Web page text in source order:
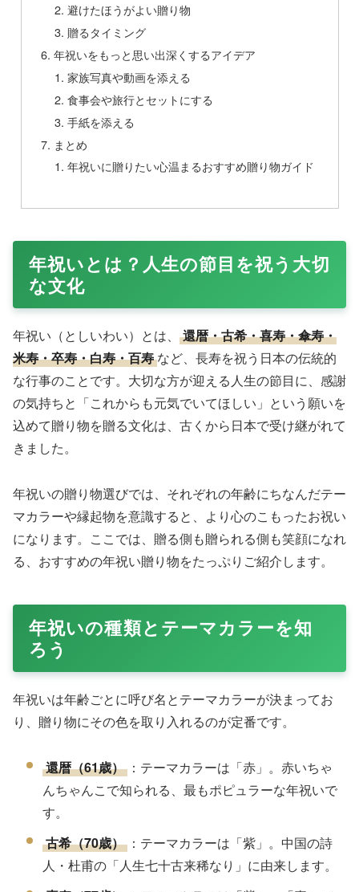
避けたほうがよい贈り物
贈るタイミング
年祝いをもっと思い出深くするアイデア
家族写真や動画を添える
食事会や旅行とセットにする
手紙を添える
まとめ
年祝いに贈りたい心温まるおすすめ贈り物ガイド
年祝いとは？人生の節目を祝う大切
な文化
年祝い（としいわい）とは、
還暦・古希・喜寿・傘寿・
米寿・卒寿・白寿・百寿 など、長寿を祝う日本の伝統的
な行事のことです。大切な方が迎える人生の節目に、感謝
の気持ちと「これからも元気でいてほしい」という願いを
込めて贈り物を贈る文化は、古くから日本で受け継がれて
きました。
年祝いの贈り物選びでは、それぞれの年齢にちなんだテー
マカラーや縁起物を意識すると、より心のこもったお祝い
になります。ここでは、贈る側も贈られる側も笑顔になれ
る、おすすめの年祝い贈り物をたっぷりご紹介します。
年祝いの種類とテーマカラーを知
ろう
年祝いは年齢ごとに呼び名とテーマカラーが決まってお
り、贈り物にその色を取り入れるのが定番です。
還暦（61歳） ：テーマカラーは「赤」。赤いちゃ
んちゃんこで知られる、最もポピュラーな年祝いで
す。
古希（70歳） ：テーマカラーは「紫」。中国の詩
人・杜甫の「人生七十古来稀なり」に由来します。